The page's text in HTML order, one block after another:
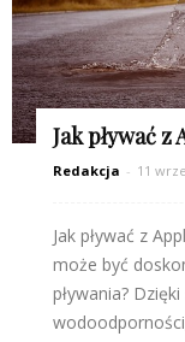
Jak pływać z
Redakcja - 11
Jak pływać z
może być
pływania?